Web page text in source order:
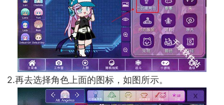
2.再去选择角色上面的图标，如图所示。